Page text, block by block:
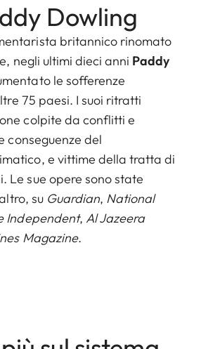
Dowling
britannico rinomato
negli ultimi dieci anni Paddy
le sofferenze
75 paesi. I suoi ritratti
colpite da conflitti e
conseguenze del
e vittime della tratta di
Le sue opere sono state
su Guardian, National
Independent, Al Jazeera
Magazine.